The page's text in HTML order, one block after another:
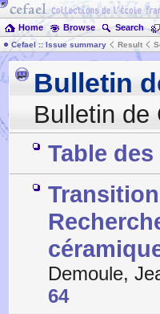
Home Browse Search
Cefael :: Issue summary Result
Bulletin
Bulletin de
Table
Demoule,
64